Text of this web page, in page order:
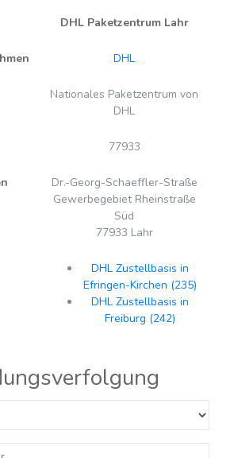
DHL Paketzentrum Lahr
DHL
Nationales Paketzentrum von
DHL
77933
Dr.-Georg-Schaeffler-Straße
Gewerbegebiet Rheinstraße
Süd
77933 Lahr
DHL Zustellbasis in
Efringen-Kirchen (235)
DHL Zustellbasis in
Freiburg (242)